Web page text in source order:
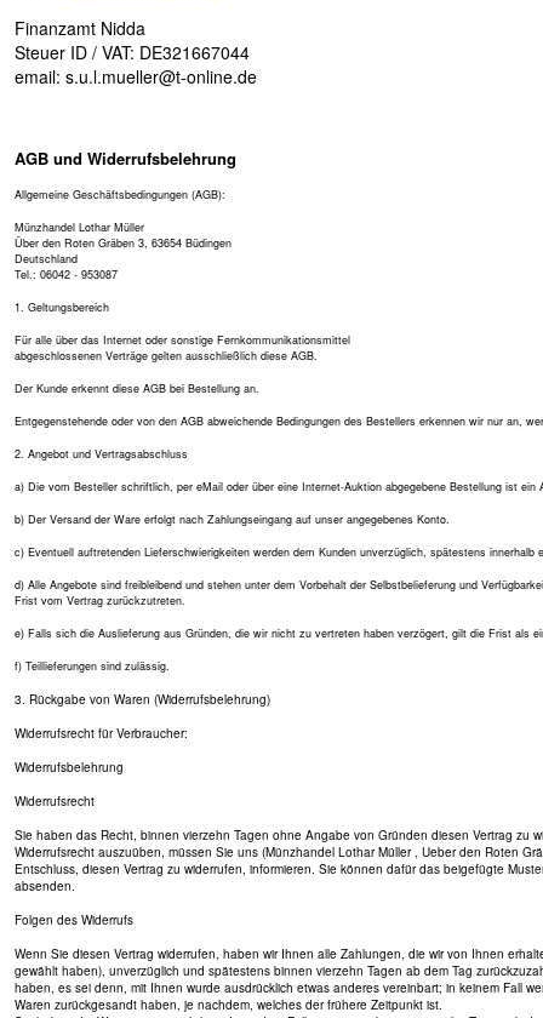
Finanzamt Nidda
Steuer ID / VAT: DE321667044
email: s.u.l.mueller@t-online.de
AGB und Widerrufsbelehrung
Allgemeine Geschäftsbedingungen (AGB):
Münzhandel Lothar Müller
Über den Roten Gräben 3, 63654 Büdingen
Deutschland
Tel.: 06042 - 953087
1. Geltungsbereich
Für alle über das Internet oder sonstige Fernkommunikationsmittel
abgeschlossenen Verträge gelten ausschließlich diese AGB.
Der Kunde erkennt diese AGB bei Bestellung an.
Entgegenstehende oder von den AGB abweichende Bedingungen des Bestellers erkennen wir nur an,
2. Angebot und Vertragsabschluss
a) Die vom Besteller schriftlich, per eMail oder über eine Internet-Auktion abgegebene Bestellung ist
b) Der Versand der Ware erfolgt nach Zahlungseingang auf unser angegebenes Konto.
c) Eventuell auftretenden Lieferschwierigkeiten werden dem Kunden unverzüglich, spätestens innerhalb
d) Alle Angebote sind freibleibend und stehen unter dem Vorbehalt der Selbstbelieferung und
Frist vom Vertrag zurückzutreten.
e) Falls sich die Auslieferung aus Gründen, die wir nicht zu vertreten haben verzögert, gilt die Frist als
f) Teillieferungen sind zulässig.
3. Rückgabe von Waren (Widerrufsbelehrung)
Widerrufsrecht für Verbraucher:
Widerrufsbelehrung
Widerrufsrecht
Sie haben das Recht, binnen vierzehn Tagen ohne Angabe von Gründen diesen Vertrag zu
Widerrufsrecht auszuüben, müssen Sie uns (Münzhandel Lothar Müller , Ueber den Roten
Entschluss, diesen Vertrag zu widerrufen, informieren. Sie können dafür das beigefügte
absenden.
Folgen des Widerrufs
Wenn Sie diesen Vertrag widerrufen, haben wir Ihnen alle Zahlungen, die wir von Ihnen
gewählt haben), unverzüglich und spätestens binnen vierzehn Tagen ab dem Tag
haben, es sei denn, mit Ihnen wurde ausdrücklich etwas anderes vereinbart; in keinem Fall
Waren zurückgesandt haben, je nachdem, welches der frühere Zeitpunkt ist.